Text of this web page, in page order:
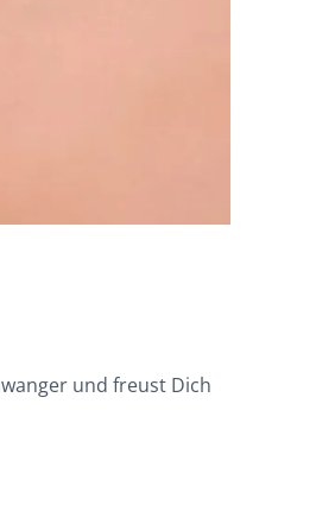
und freust Dich